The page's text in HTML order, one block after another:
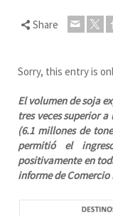
Share
Sorry, this entry is
El volumen de soja
tres veces superior
(6.1 millones de
permitió el
positivamente en
informe de